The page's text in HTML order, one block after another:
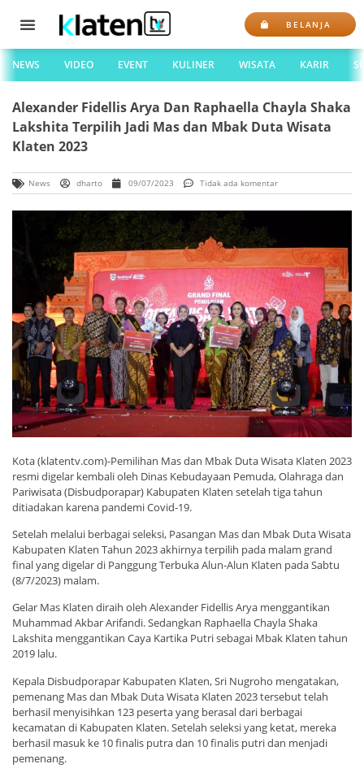
BELANJA
NEWS VIDEO EVENT KULINER WISATA KARIR
Alexander Fidellis Arya Dan Raphaella Chayla Shaka
Lakshita Terpilih Jadi Mas dan Mbak Duta Wisata
Klaten 2023
News dharto 09/07/2023 Tidak ada komentar
Kota (klatentv.com)-Pemilihan Mas dan Mbak Duta Wisata Klaten 2023
resmi digelar kembali oleh Dinas Kebudayaan Pemuda, Olahraga dan
Pariwisata (Disbudporapar) Kabupaten Klaten setelah tiga tahun
ditiadakan karena pandemi Covid-19.
Setelah melalui berbagai seleksi, Pasangan Mas dan Mbak Duta Wisata
Kabupaten Klaten Tahun 2023 akhirnya terpilih pada malam grand
final yang digelar di Panggung Terbuka Alun-Alun Klaten pada Sabtu
(8/7/2023) malam.
Gelar Mas Klaten diraih oleh Alexander Fidellis Arya menggantikan
Muhammad Akbar Arifandi. Sedangkan Raphaella Chayla Shaka
Lakshita menggantikan Caya Kartika Putri sebagai Mbak Klaten tahun
2019 lalu.
Kepala Disbudporapar Kabupaten Klaten, Sri Nugroho mengatakan,
pemenang Mas dan Mbak Duta Wisata Klaten 2023 tersebut telah
berhasil menyisihkan 123 peserta yang berasal dari berbagai
kecamatan di Kabupaten Klaten. Setelah seleksi yang ketat, mereka
berhasil masuk ke 10 finalis putra dan 10 finalis putri dan menjadi
pemenang.